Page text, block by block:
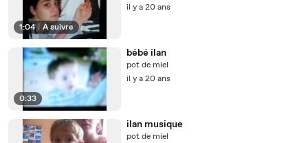
1:04 À suivre
il y a 20 ans
0:33
bébé ilan
pot de miel
il y a 20 ans
ilan musique
pot de miel